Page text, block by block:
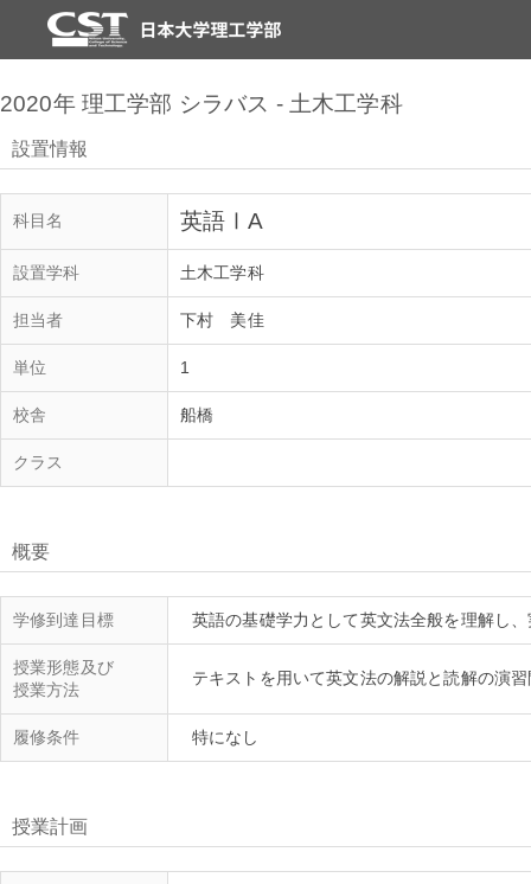
2020年 理工学部 シラバス - 土木工学科
設置情報
科目名 英語ⅠA
設置学科 土木工学科
担当者 下村 美佳
単位 1
校舎 船橋
クラス
概要
学修到達目標
授業形態及び
授業方法
履修条件
授業計画